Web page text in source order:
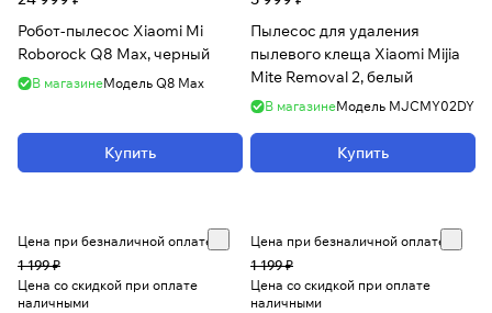
Робот-пылесос Xiaomi Mi
Roborock Q8 Max, черный
В магазинеМодель Q8 Max
Купить
Пылесос для удаления
пылевого клеща Xiaomi Mijia
Mite Removal 2, белый
В магазинеМодель MJCMY02DY
Купить
Цена при безналичной оплате
1 199 ₽
Цена со скидкой при оплате
наличными
Цена при безналичной оплате
1 199 ₽
Цена со скидкой при оплате
наличными